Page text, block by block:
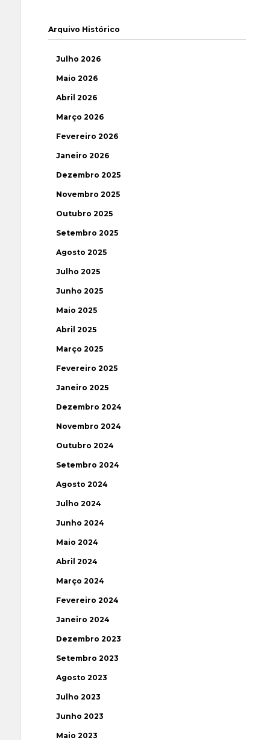
Arquivo Histórico
Julho 2026
Maio 2026
Abril 2026
Março 2026
Fevereiro 2026
Janeiro 2026
Dezembro 2025
Novembro 2025
Outubro 2025
Setembro 2025
Agosto 2025
Julho 2025
Junho 2025
Maio 2025
Abril 2025
Março 2025
Fevereiro 2025
Janeiro 2025
Dezembro 2024
Novembro 2024
Outubro 2024
Setembro 2024
Agosto 2024
Julho 2024
Junho 2024
Maio 2024
Abril 2024
Março 2024
Fevereiro 2024
Janeiro 2024
Dezembro 2023
Setembro 2023
Agosto 2023
Julho 2023
Junho 2023
Maio 2023